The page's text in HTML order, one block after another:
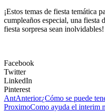
¡Estos temas de fiesta temática
cumpleaños especial, una fiesta
fiesta sorpresa sean inolvidables!
Facebook
Twitter
LinkedIn
Pinterest
AntAnterior¿Cómo se puede
ProximoComo ayuda el interim